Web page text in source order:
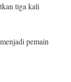
tiga kali
pemain